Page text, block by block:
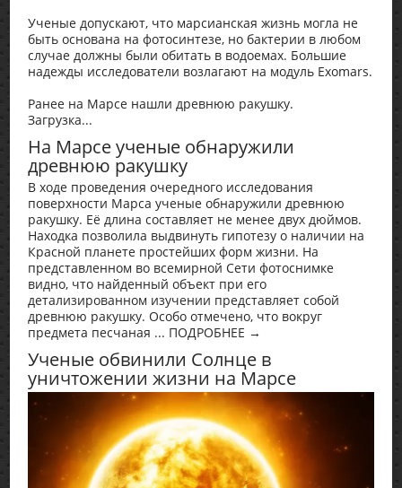
Ученые допускают, что марсианская жизнь могла не
быть основана на фотосинтезе, но бактерии в любом
случае должны были обитать в водоемах. Большие
надежды исследователи возлагают на модуль Exomars.
Ранее на Марсе нашли древнюю ракушку.
Загрузка...
На Марсе ученые обнаружили
древнюю ракушку
В ходе проведения очередного исследования
поверхности Марса ученые обнаружили древнюю
ракушку. Её длина составляет не менее двух дюймов.
Находка позволила выдвинуть гипотезу о наличии на
Красной планете простейших форм жизни. На
представленном во всемирной Сети фотоснимке
видно, что найденный объект при его
детализированном изучении представляет собой
древнюю ракушку. Особо отмечено, что вокруг
предмета песчаная ... ПОДРОБНЕЕ →
Ученые обвинили Солнце в
уничтожении жизни на Марсе